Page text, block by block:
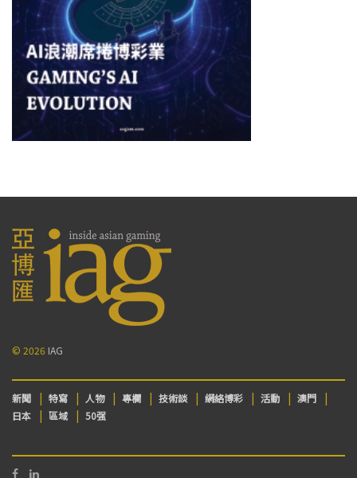
© 2026 IAG
新聞 特寫 人物 專欄 技術談 網絡博彩 活動
澳門
日本
區域 50强